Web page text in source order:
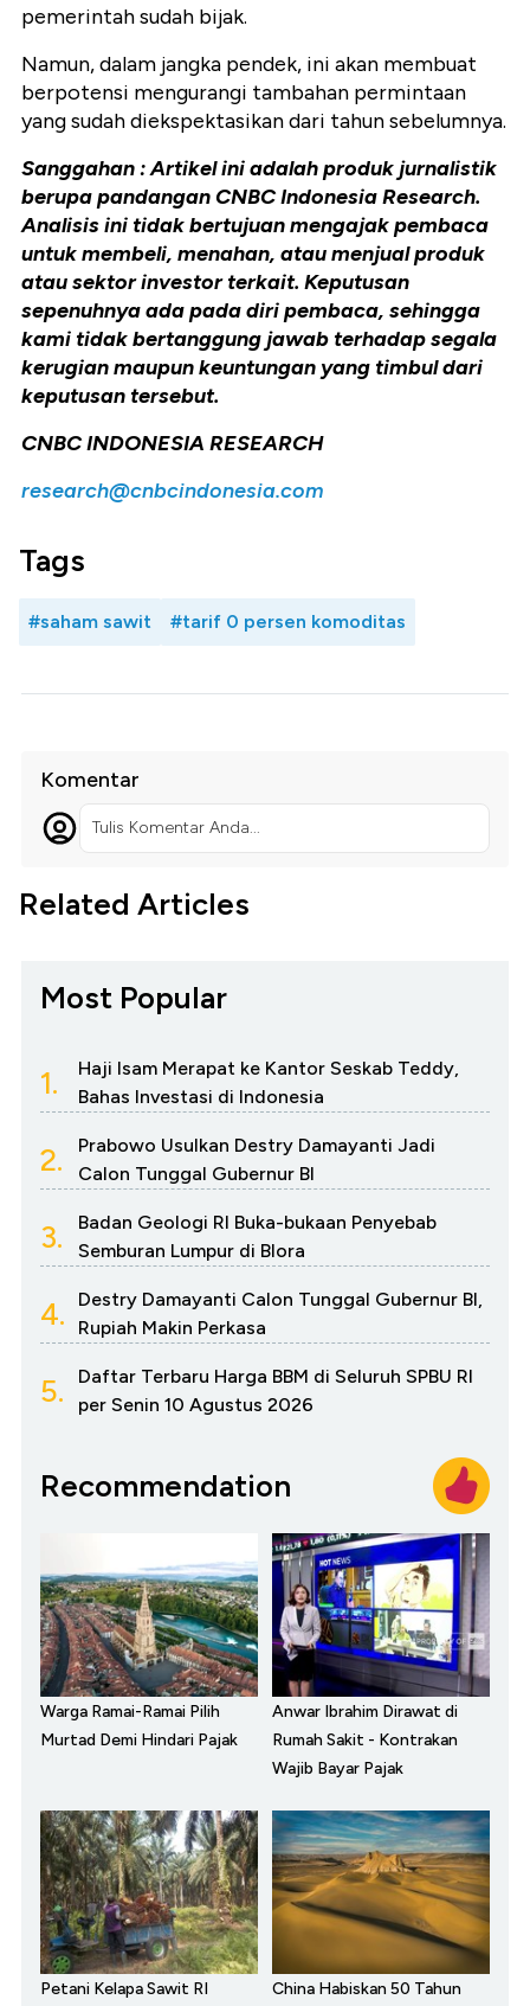
pemerintah sudah bijak.
Namun, dalam jangka pendek, ini akan membuat
berpotensi mengurangi tambahan permintaan
yang sudah diekspektasikan dari tahun sebelumnya.
Sanggahan : Artikel ini adalah produk jurnalistik
berupa pandangan CNBC Indonesia Research.
Analisis ini tidak bertujuan mengajak pembaca
untuk membeli, menahan, atau menjual produk
atau sektor investor terkait. Keputusan
sepenuhnya ada pada diri pembaca, sehingga
kami tidak bertanggung jawab terhadap segala
kerugian maupun keuntungan yang timbul dari
keputusan tersebut.
CNBC INDONESIA RESEARCH
research@cnbcindonesia.com
Tags
#saham sawit #tarif 0 persen komoditas
Komentar
Tulis Komentar Anda...
Related Articles
Most Popular
1.
Haji Isam Merapat ke Kantor Seskab Teddy,
Bahas Investasi di Indonesia
2.
Prabowo Usulkan Destry Damayanti Jadi
Calon Tunggal Gubernur BI
3.
Badan Geologi RI Buka-bukaan Penyebab
Semburan Lumpur di Blora
4.
Destry Damayanti Calon Tunggal Gubernur BI,
Rupiah Makin Perkasa
5.
Daftar Terbaru Harga BBM di Seluruh SPBU RI
per Senin 10 Agustus 2026
Recommendation
Warga Ramai-Ramai Pilih
Murtad Demi Hindari Pajak
Anwar Ibrahim Dirawat di
Rumah Sakit - Kontrakan
Wajib Bayar Pajak
Petani Kelapa Sawit RI
China Habiskan 50 Tahun